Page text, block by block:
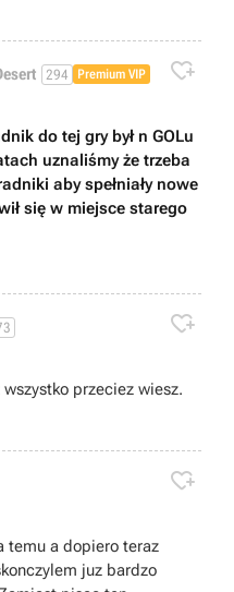
294 Premium VIP 
uznaliśmy że trzeba
aby spełniały nowe
się w miejsce starego

przeciez wiesz.

temu a dopiero teraz
juz bardzo